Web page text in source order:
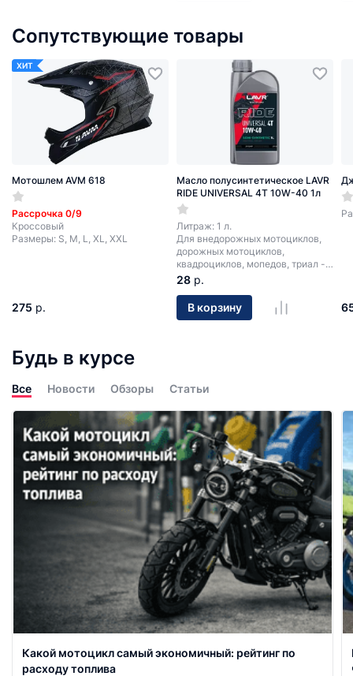
Сопутствующие товары
ХИТ
Мотошлем AVM 618
Рассрочка 0/9
Кроссовый
Размеры: S, M, L, XL, XXL
275 р.
Масло полусинтетическое LAVR
RIDE UNIVERSAL 4T 10W-40 1л
Литраж: 1 л.
Для внедорожных мотоциклов,
дорожных мотоциклов,
квадроциклов, мопедов, триал -
мотоциклов.
28 р.
В корзину
Будь в курсе
Все Новости Обзоры Статьи
Какой мотоцикл самый экономичный: рейтинг по
расходу топлива